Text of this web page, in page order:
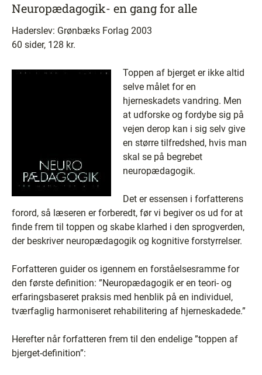
Neuropædagogik- en gang for alle
Haderslev: Grønbæks Forlag 2003
60 sider, 128 kr.
Toppen af bjerget er ikke altid
selve målet for en
hjerneskadets vandring. Men
at udforske og fordybe sig på
vejen derop kan i sig selv give
en større tilfredshed, hvis man
skal se på begrebet
neuropædagogik.
Det er essensen i forfatterens
forord, så læseren er forberedt, før vi begiver os ud for at
finde frem til toppen og skabe klarhed i den sprogverden,
der beskriver neuropædagogik og kognitive forstyrrelser.
Forfatteren guider os igennem en forståelsesramme for
den første definition: ”Neuropædagogik er en teori- og
erfaringsbaseret praksis med henblik på en individuel,
tværfaglig harmoniseret rehabilitering af hjerneskadede.”
Herefter når forfatteren frem til den endelige ”toppen af
bjerget-definition”: